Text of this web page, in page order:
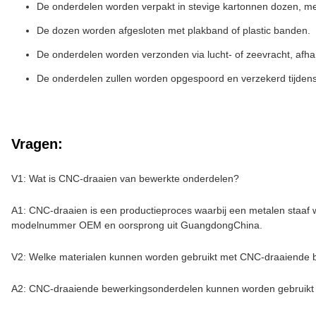
De onderdelen worden verpakt in stevige kartonnen dozen,
De dozen worden afgesloten met plakband of plastic banden.
De onderdelen worden verzonden via lucht- of zeevracht,
De onderdelen zullen worden opgespoord en verzekerd
Vragen:
V1: Wat is CNC-draaien van bewerkte onderdelen?
A1: CNC-draaien is een productieproces waarbij een metalen
modelnummer OEM en oorsprong uit GuangdongChina.
V2: Welke materialen kunnen worden gebruikt met CNC-draaiende
A2: CNC-draaiende bewerkingsonderdelen kunnen worden